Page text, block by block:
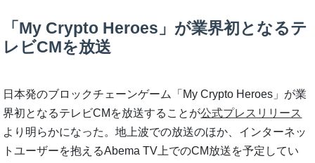
「My Crypto Heroes」が業界初となるテ
レビCMを放送
日本発のブロックチェーンゲーム「My Crypto Heroes」が業
界初となるテレビCMを放送することが公式プレスリリース
より明らかになった。地上波での放送のほか、インターネッ
トユーザーを抱えるAbema TV上でのCM放送を予定してい